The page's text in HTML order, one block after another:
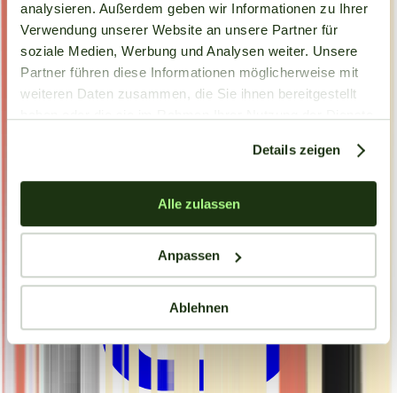
analysieren. Außerdem geben wir Informationen zu Ihrer
Verwendung unserer Website an unsere Partner für
soziale Medien, Werbung und Analysen weiter. Unsere
Partner führen diese Informationen möglicherweise mit
weiteren Daten zusammen, die Sie ihnen bereitgestellt
Details zeigen
Alle zulassen
Anpassen
Ablehnen
Kapseln